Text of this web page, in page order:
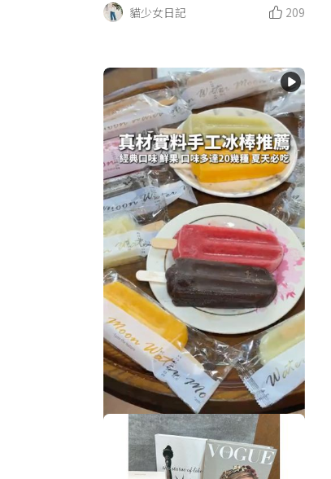
貓少女日記
209
平價真材實料手工冰棒😍😍
吃貨的阿嘎